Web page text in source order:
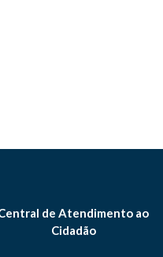
de Atendimento ao
Cidadão